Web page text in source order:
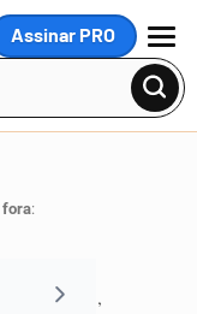
Assinar PRO
MENU
fora:
exterior ,